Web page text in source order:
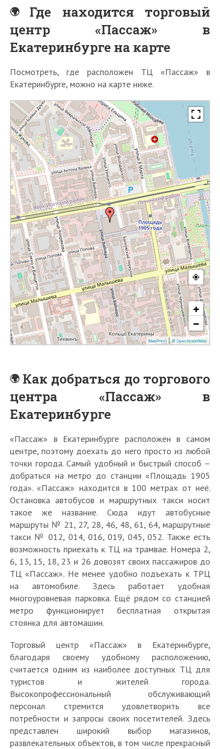
Где находится торговый
центр «Пассаж» в
Екатеринбурге на карте
Посмотреть, где расположен ТЦ «Пассаж» в
Екатеринбурге, можно на карте ниже.
Как добраться до торгового
центра «Пассаж» в
Екатеринбурге
«Пассаж» в Екатеринбурге расположен в самом
центре, поэтому доехать до него просто из любой
точки города. Самый удобный и быстрый способ –
добраться на метро до станции «Площадь 1905
года». «Пассаж» находится в 100 метрах от неё.
Остановка автобусов и маршрутных такси носит
такое же название. Сюда идут автобусные
маршруты № 21, 27, 28, 46, 48, 61, 64, маршрутные
такси № 012, 014, 016, 019, 045, 052. Также есть
возможность приехать к ТЦ на трамвае. Номера 2,
6, 13, 15, 18, 23 и 26 довозят своих пассажиров до
ТЦ «Пассаж». Не менее удобно подъехать к ТРЦ
на автомобиле. Здесь работает удобная
многоуровневая парковка. Ещё рядом со станцией
метро функционирует бесплатная открытая
стоянка для автомашин.
Торговый центр «Пассаж» в Екатеринбурге,
благодаря своему удобному расположению,
считается одним из наиболее доступных ТЦ для
туристов и жителей города.
Высокопрофессиональный обслуживающий
персонал стремится удовлетворить все
потребности и запросы своих посетителей. Здесь
представлен широкий выбор магазинов,
развлекательных объектов, в том числе прекрасный
П
л
щ
ь
9
5
о
С
а
м
ы
е
б
ь
и
р
г
е
ц
е
т
С
а
е
о
ь
и
г
Т
п
5
с
а
ы
ь
ш
и
т
о
в
Л
у
ч
ш
и
т
о
р
в
е
е
Т
о
р
г
о
о
р
л
е
к
е
л
ь
ы
Т
о
р
г
о
в
о
-
р
а
з
в
л
е
а
е
ь
ы
ц
К
а
к
и
е
т
р
а
ы
ы
т
ы
л
я
р
Л
ш
е
о
Т
о
р
о
в
о
-
р
а
з
в
к
л
ь
н
ц
е
н
р
1
0
у
ч
ш
и
х
т
о
о
в
ы
ц
н
д
е
п
е
и
с
о
в
о